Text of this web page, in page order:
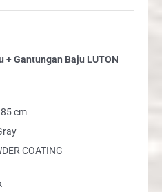
+ Gantungan Baju LUTON
cm
COATING